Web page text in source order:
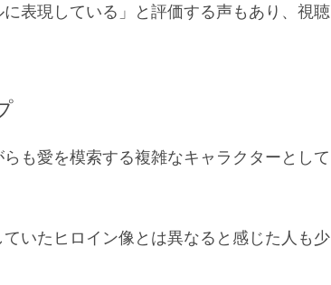
表現している」と評価する声もあり、視聴
も愛を模索する複雑なキャラクターとして
いたヒロイン像とは異なると感じた人も少